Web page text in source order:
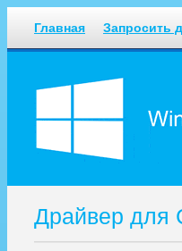
Главная Запросить
Драйвер для